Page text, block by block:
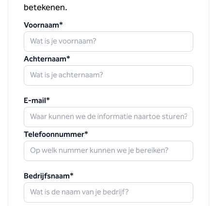
betekenen.
Voornaam*
Achternaam*
E-mail*
Telefoonnummer*
Bedrijfsnaam*